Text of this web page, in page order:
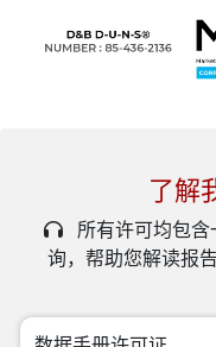
了解
所有许可均包含
询，帮助您解读报